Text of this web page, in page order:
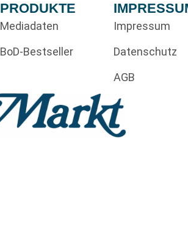
PRODUKTE
Mediadaten
BoD-Bestseller
Impressum
Datenschutz
AGB